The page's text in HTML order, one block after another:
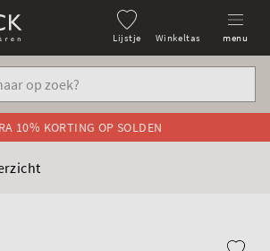
Lijstje Winkeltas menu
10% KORTING OP SOLDEN